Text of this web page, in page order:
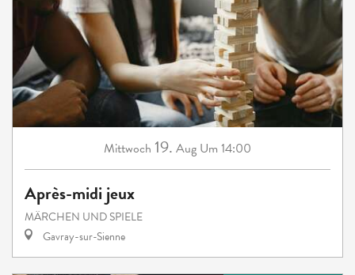
Mittwoch 19. Aug Um 14:00
Après-midi jeux
MÄRCHEN UND SPIELE
Gavray-sur-Sienne